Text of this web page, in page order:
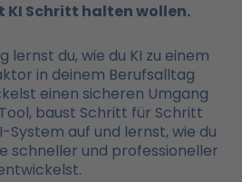
KI Schritt halten wollen.
lernst du, wie du KI zu einem
in deinem Berufsalltag
einen sicheren Umgang
baust Schritt für Schritt
System auf und lernst, wie du
schneller und professioneller